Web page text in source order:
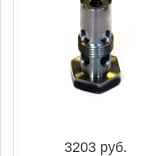
17746 руб.
Клапан Редукционный /
RELIEF VALVE АРТ:
3203 руб.